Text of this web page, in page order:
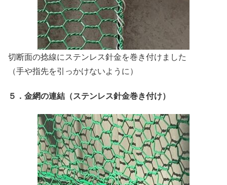
切断面の捻線にステンレス針金を巻き付けました
（手や指先を引っかけないように）
５．金網の連結（ステンレス針金巻き付け）